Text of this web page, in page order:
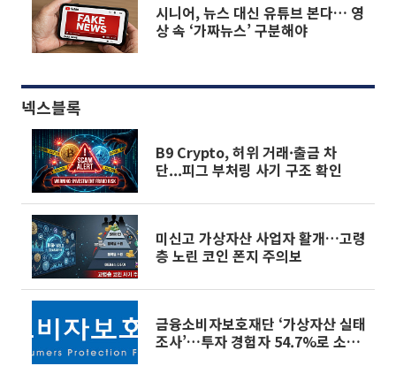
시니어, 뉴스 대신 유튜브 본다… 영
상 속 ‘가짜뉴스’ 구분해야
넥스블록
B9 Crypto, 허위 거래·출금 차
단...피그 부처링 사기 구조 확인
미신고 가상자산 사업자 활개…고령
층 노린 코인 폰지 주의보
금융소비자보호재단 ‘가상자산 실태
조사’…투자 경험자 54.7%로 소폭